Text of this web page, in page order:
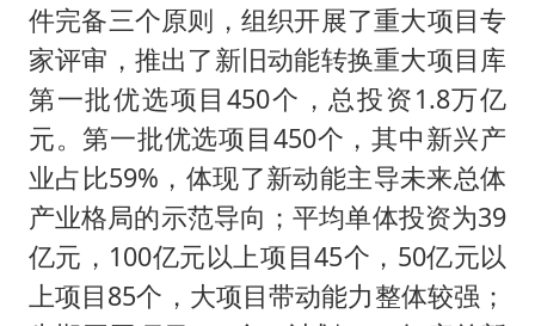
件完备三个原则，组织开展了重大项目专
家评审，推出了新旧动能转换重大项目库
第一批优选项目450个，总投资1.8万亿
元。第一批优选项目450个，其中新兴产
业占比59%，体现了新动能主导未来总体
产业格局的示范导向；平均单体投资为39
亿元，100亿元以上项目45个，50亿元以
上项目85个，大项目带动能力整体较强；